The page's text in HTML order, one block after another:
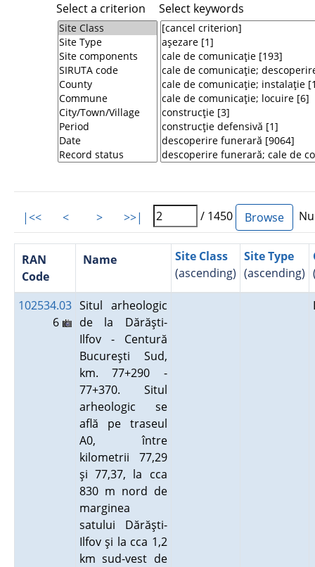
Select a criterion Select keywords
|<< < > >>| / 1450
RAN
Code
Name
Site Class
(ascending)
Site Type
(ascending)
102534.03
6
Situl arheologic
de la Dărăşti-
Ilfov - Centură
Bucureşti Sud,
km. 77+290 -
77+370. Situl
arheologic se
află pe traseul
A0, între
kilometrii 77,29
şi 77,37, la cca
830 m nord de
marginea
satului Dărăşti-
Ilfov şi la cca 1,2
km sud-vest de